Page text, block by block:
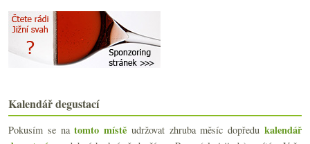
►srpna
► července(23)
▼ června (25)
Důvěřujete hodnocení časopisu Víno & Styl?
Výsledky ankety „Vinné publikace? Vrážím peníze do...
Holánek a výběrové Rulandské modré 2005
Projekt RAR 2002
Kalendář degustací
Pokusím se natomto místě udržovat zhruba měsíc dopředukalendář